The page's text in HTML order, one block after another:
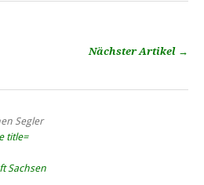
Nächster Artikel →
Segler